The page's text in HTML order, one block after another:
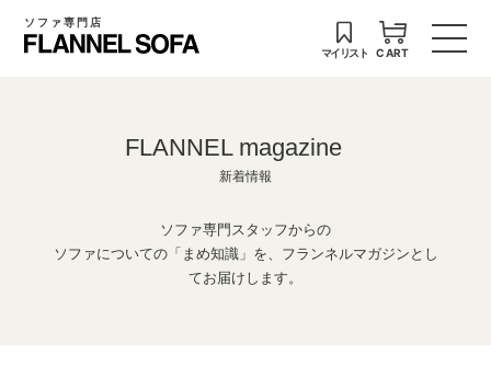
ソファ専門店
マイリスト CART
FLANNEL magazine
新着情報
ソファ専門スタッフからの
ソファについての「まめ知識」を、フランネルマガジンとし
てお届けします。